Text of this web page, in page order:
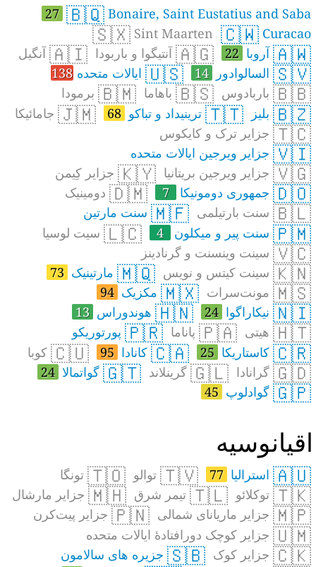
🇧🇶 Bonaire, Saint Eustatius and Saba
27
🇨🇼 Curacao
🇸🇽 Sint Maarten
🇦🇼آروبا 22
🇦🇬آنتیگوا و باربودا 🇦🇮آنگیل
🇸🇻السالوادور 14
🇺🇸ایالات متحده 138
🇧🇧باربادوس 🇧🇸باهاما 🇧🇲برمودا
🇧🇿بلیز 🇹🇹ترینیداد و تباکو 68
🇯🇲جامائیکا
🇹🇨جزایر ترک و کایکوس
🇻🇮جزایر ویرجین ایالات متحده
🇻🇬جزایر ویرجین بریتانیا 🇰🇾جزایر کِیمن
🇩🇴جمهوری دومونیکا 7
🇩🇲دومینیک
🇧🇱سنت بارتیلمی 🇲🇫سنت مارتین
🇵🇲سنت پیر و میکلون 4
🇱🇨سیت لوسیا
🇻🇨سینت وینسنت و گرنادینز
🇰🇳سینت کیتس و نویس 🇲🇶مارتینیک 73
🇲🇸مونت‌سرات 🇲🇽مکزیک 94
🇳🇮نیکاراگوا 24
🇭🇳هوندوراس 13
🇭🇹هیتی 🇵🇦پاناما 🇵🇷پورتوریکو
🇨🇷کاستاریکا 25
🇨🇦کانادا 95
🇨🇺کوبا
🇬🇩گرانادا 🇬🇱گرینلاند 🇬🇹گواتمالا 24
🇬🇵گوادلوپ 45
اقیانوسیه
🇦🇺استرالیا 77
🇹🇻توالو 🇹🇴تونگا
🇹🇰توکلائو 🇹🇱تیمر شرق 🇲🇭جزایر مارشال
🇲🇵جزایر ماریانای شمالی 🇵🇳جزایر پیت‌کرن
🇺🇲جزایر کوچک دورافتادهٔ ایالات متحده
🇨🇰جزایر کوک 🇸🇧جزیره های سالامون